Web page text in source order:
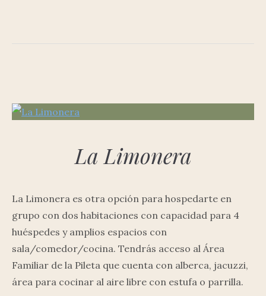
La Limonera
La Limonera es otra opción para hospedarte en
grupo con dos habitaciones con capacidad para 4
huéspedes y amplios espacios con
sala/comedor/cocina. Tendrás acceso al Área
Familiar de la Pileta que cuenta con alberca, jacuzzi,
área para cocinar al aire libre con estufa o parrilla.